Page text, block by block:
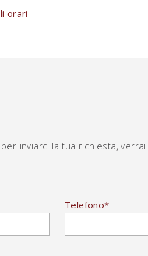
orari
inviarci la tua richiesta,
Telefono*